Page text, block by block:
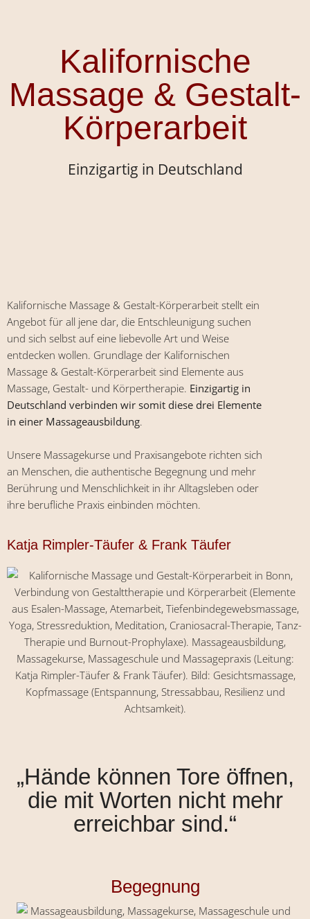
Kalifornische
Massage & Gestalt-
Körperarbeit
Einzigartig in Deutschland
Kalifornische Massage & Gestalt-Körperarbeit stellt ein
Angebot für all jene dar, die Entschleunigung suchen
und sich selbst auf eine liebevolle Art und Weise
entdecken wollen. Grundlage der Kalifornischen
Massage & Gestalt-Körperarbeit sind Elemente aus
Massage, Gestalt- und Körpertherapie. Einzigartig in
Deutschland verbinden wir somit diese drei Elemente
in einer Massageausbildung.
Unsere Massagekurse und Praxisangebote richten sich
an Menschen, die authentische Begegnung und mehr
Berührung und Menschlichkeit in ihr Alltagsleben oder
ihre berufliche Praxis einbinden möchten.
Katja Rimpler-Täufer & Frank Täufer
„Hände können Tore öffnen,
die mit Worten nicht mehr
erreichbar sind.“
Begegnung